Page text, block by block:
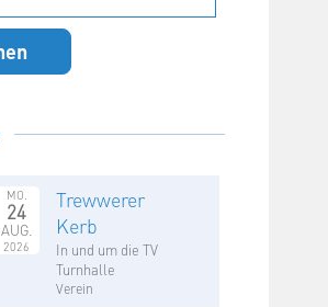
MO.
24
AUG.
2026
Trewwerer
Kerb
In und um die TV
Turnhalle
Verein